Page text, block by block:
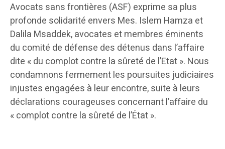
Avocats sans frontières (ASF) exprime sa plus
profonde solidarité envers Mes. Islem Hamza et
Dalila Msaddek, avocates et membres éminents
du comité de défense des détenus dans l’affaire
dite « du complot contre la sûreté de l’Etat ». Nous
condamnons fermement les poursuites judiciaires
injustes engagées à leur encontre, suite à leurs
déclarations courageuses concernant l’affaire du
« complot contre la sûreté de l’État ».